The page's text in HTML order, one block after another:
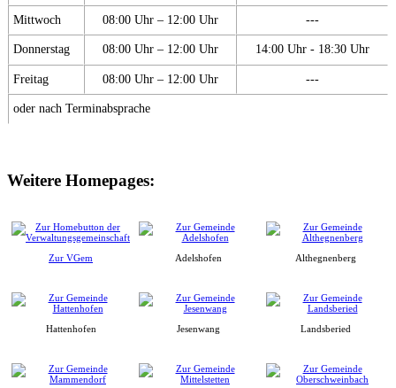
Mittwoch 08:00 Uhr – 12:00 Uhr ---
Donnerstag 08:00 Uhr – 12:00 Uhr 14:00 Uhr - 18:30 Uhr
Freitag 08:00 Uhr – 12:00 Uhr ---
oder nach Terminabsprache
Weitere Homepages:
Zur VGem Adelshofen Althegnenberg
Hattenhofen Jesenwang Landsberied